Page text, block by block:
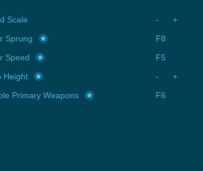
Scale
- +
Sprung
F8
Speed
F5
Height
- +
Primary Weapons
F6